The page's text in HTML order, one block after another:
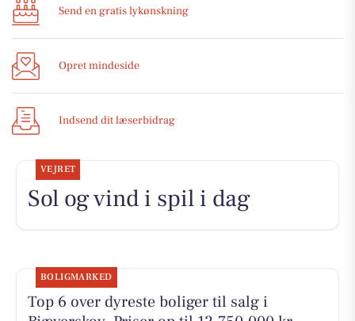
Send en gratis lykønskning
Opret mindeside
Indsend dit læserbidrag
VEJRET
Sol og vind i spil i dag
BOLIGMARKED
Top 6 over dyreste boliger til salg i